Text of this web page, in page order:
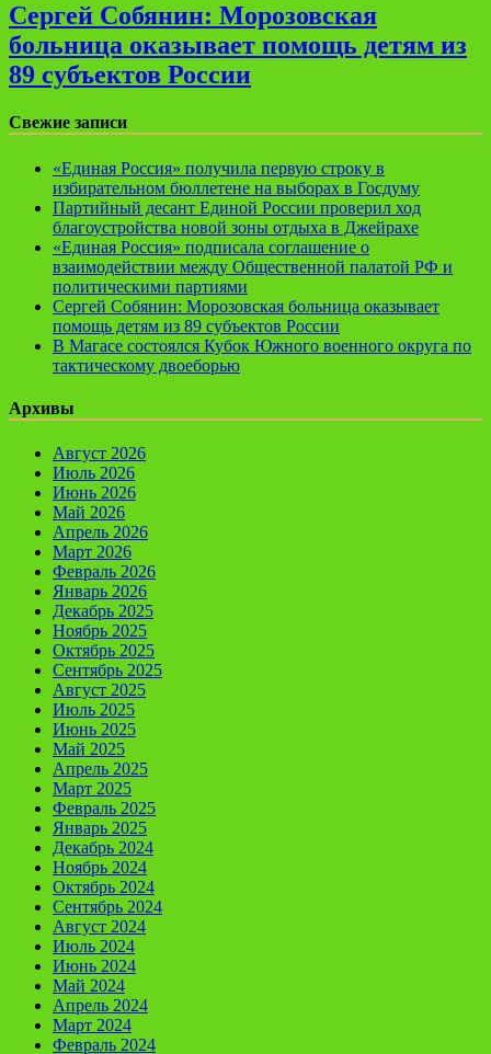
Сергей Собянин: Морозовская
больница оказывает помощь детям из
89 субъектов России
Свежие записи
«Единая Россия» получила первую строку в
избирательном бюллетене на выборах в Госдуму
Партийный десант Единой России проверил ход
благоустройства новой зоны отдыха в Джейрахе
«Единая Россия» подписала соглашение о
взаимодействии между Общественной палатой РФ и
политическими партиями
Сергей Собянин: Морозовская больница оказывает
помощь детям из 89 субъектов России
В Магасе состоялся Кубок Южного военного округа по
тактическому двоеборью
Архивы
Август 2026
Июль 2026
Июнь 2026
Май 2026
Апрель 2026
Март 2026
Февраль 2026
Январь 2026
Декабрь 2025
Ноябрь 2025
Октябрь 2025
Сентябрь 2025
Август 2025
Июль 2025
Июнь 2025
Май 2025
Апрель 2025
Март 2025
Февраль 2025
Январь 2025
Декабрь 2024
Ноябрь 2024
Октябрь 2024
Сентябрь 2024
Август 2024
Июль 2024
Июнь 2024
Май 2024
Апрель 2024
Март 2024
Февраль 2024